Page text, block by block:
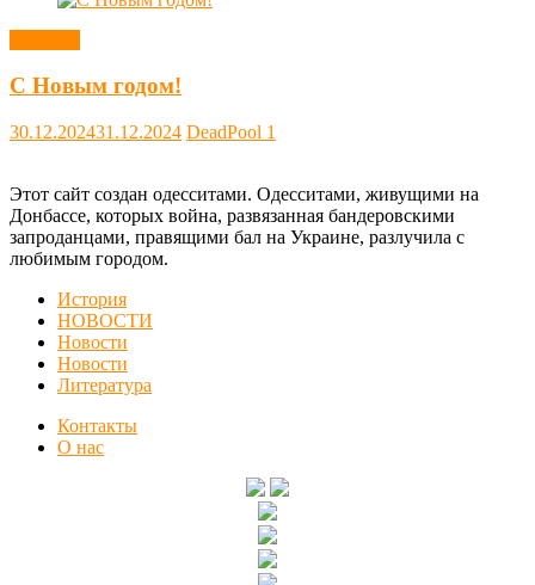
С Новым годом!
30.12.202431.12.2024 DeadPool 1
Этот сайт создан одесситами. Одесситами, живущими на
Донбассе, которых война, развязанная бандеровскими
запроданцами, правящими бал на Украине, разлучила с
любимым городом.
История
НОВОСТИ
Новости
Новости
Литература
Контакты
О нас